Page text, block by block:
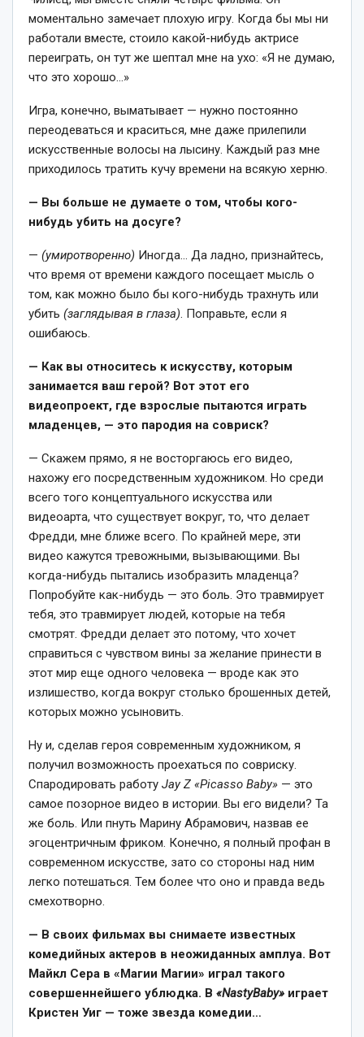
моментально замечает плохую игру. Когда бы мы ни
работали вместе, стоило какой-нибудь актрисе
переиграть, он тут же шептал мне на ухо: «Я не думаю,
что это хорошо…»
Игра, конечно, выматывает — нужно постоянно
переодеваться и краситься, мне даже прилепили
искусственные волосы на лысину. Каждый раз мне
приходилось тратить кучу времени на всякую херню.
— Вы больше не думаете о том, чтобы кого-
нибудь убить на досуге?
— (умиротворенно) Иногда… Да ладно, признайтесь,
что время от времени каждого посещает мысль о
том, как можно было бы кого-нибудь трахнуть или
убить (заглядывая в глаза). Поправьте, если я
ошибаюсь.
— Как вы относитесь к искусству, которым
занимается ваш герой? Вот этот его
видеопроект, где взрослые пытаются играть
младенцев, — это пародия на совриск?
— Скажем прямо, я не восторгаюсь его видео,
нахожу его посредственным художником. Но среди
всего того концептуального искусства или
видеоарта, что существует вокруг, то, что делает
Фредди, мне ближе всего. По крайней мере, эти
видео кажутся тревожными, вызывающими. Вы
когда-нибудь пытались изобразить младенца?
Попробуйте как-нибудь — это боль. Это травмирует
тебя, это травмирует людей, которые на тебя
смотрят. Фредди делает это потому, что хочет
справиться с чувством вины за желание принести в
этот мир еще одного человека — вроде как это
излишество, когда вокруг столько брошенных детей,
которых можно усыновить.
Ну и, сделав героя современным художником, я
получил возможность проехаться по совриску.
Спародировать работу Jay Z «Picasso Baby» — это
самое позорное видео в истории. Вы его видели? Та
же боль. Или пнуть Марину Абрамович, назвав ее
эгоцентричным фриком. Конечно, я полный профан в
современном искусстве, зато со стороны над ним
легко потешаться. Тем более что оно и правда ведь
смехотворно.
— В своих фильмах вы снимаете известных
комедийных актеров в неожиданных амплуа. Вот
Майкл Сера в «Магии Магии» играл такого
совершеннейшего ублюдка. В «NastyBaby» играет
Кристен Уиг — тоже звезда комедии…